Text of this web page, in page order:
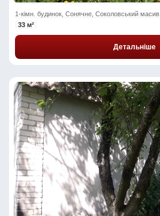
1-кімн. будинок, Сонячне, Соколовський масив
33 м²
Детальніше